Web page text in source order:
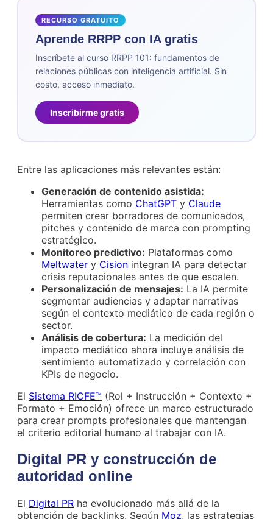
RECURSO GRATUITO
Aprende RRPP con IA gratis
Inscríbete al curso RRPP 101: fundamentos de
relaciones públicas con inteligencia artificial. Sin
costo, acceso inmediato.
Inscribirme gratis
Entre las aplicaciones más relevantes están:
Generación de contenido asistida:
Herramientas como ChatGPT y Claude
permiten crear borradores de comunicados,
pitches y contenido de marca con prompting
estratégico.
Monitoreo predictivo: Plataformas como
Meltwater y Cision integran IA para detectar
crisis reputacionales antes de que escalen.
Personalización de mensajes: La IA permite
segmentar audiencias y adaptar narrativas
según el contexto mediático de cada región o
sector.
Análisis de cobertura: La medición del
impacto mediático ahora incluye análisis de
sentimiento automatizado y correlación con
KPIs de negocio.
El Sistema RICFE™ (Rol + Instrucción + Contexto +
Formato + Emoción) ofrece un marco estructurado
para crear prompts profesionales que mantengan
el criterio editorial humano al trabajar con IA.
Digital PR y construcción de
autoridad online
El Digital PR ha evolucionado más allá de la
obtención de backlinks. Según Moz, las estrategias